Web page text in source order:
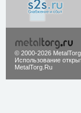
© 2000-2026
Использование
MetalTorg.Ru